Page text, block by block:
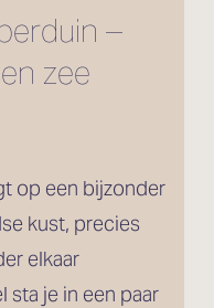
–
zee
op een bijzonder
kust, precies
elkaar
sta je in een paar